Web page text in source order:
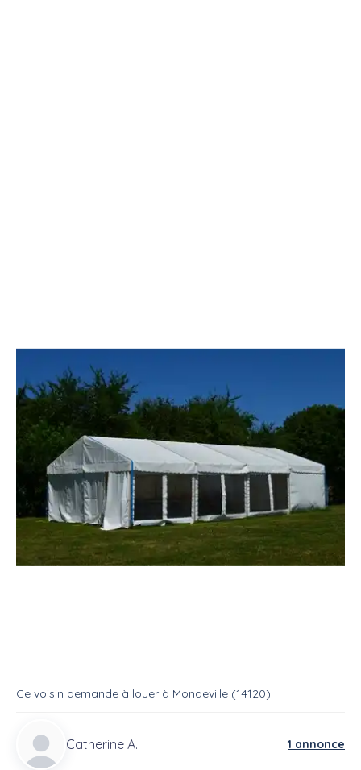
Location Salle Tente réception (barnum)
Recherche tonnelle
Location Tente reception
Ce voisin demande à louer à Mondeville (14120)
Catherine A. 1 annonce